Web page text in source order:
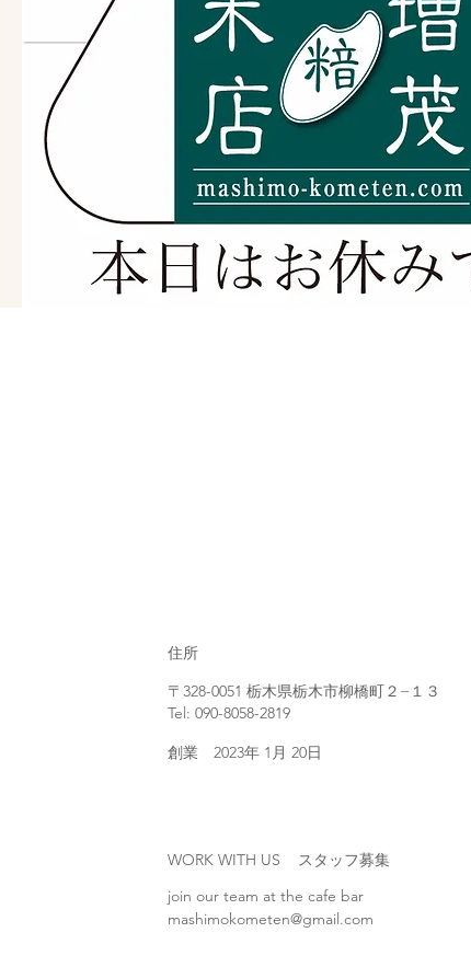
住所
〒328-0051 栃木県栃木市柳橋町２−１３
Tel: 090-8058-2819
創業 2023年 1月 20日
WORK WITH US スタッフ募集
join our team at the cafe bar
mashimokometen@gmail.com